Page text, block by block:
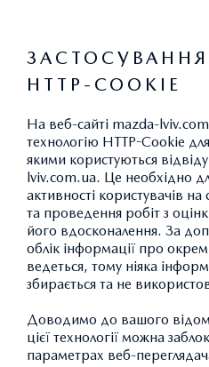
СЕРВІС
ОФІЦІЙНИЙ ДИЛЕР
ОБЛАСТІ
НІКО-ЗАХІД
Компанія «НІКО-Захід» –
Mazda у Львівській
ЗАСТОСУВАННЯ
HTTP-COOKIE
На веб-сайті mazda-
технологію HTTP-Cookie
якими користуються
lviv.com.ua. Це необхідно
активності користувачів
та проведення робіт з
його вдосконалення. За
облік інформації про
ведеться, тому ніяка
збирається та не
Доводимо до вашого
цієї технології можна
параметрах веб-